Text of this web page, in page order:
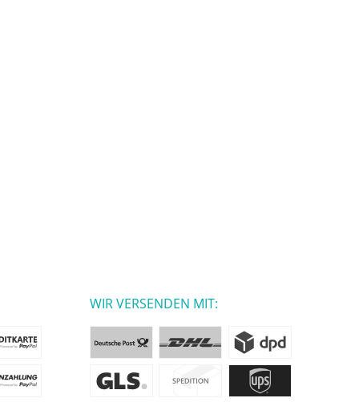
WIR VERSENDEN MIT: